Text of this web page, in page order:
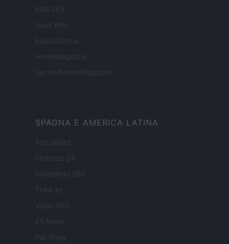
ESG 365
Food Wiki
FuturoDonna
HomeMagazine
SecondHomeMagazine
SPAGNA E AMERICA LATINA
Actualidad
Finanzas 24
Investindo 365
Think.es
Viajar 365
ES Newz
Pet Story